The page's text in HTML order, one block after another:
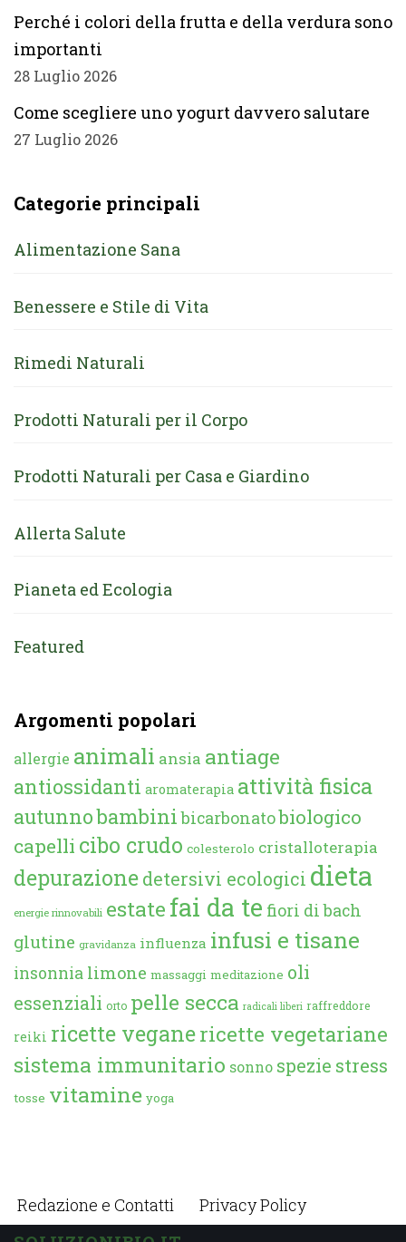
Perché i colori della frutta e della verdura sono
importanti
28 Luglio 2026
Come scegliere uno yogurt davvero salutare
27 Luglio 2026
Categorie principali
Alimentazione Sana
Benessere e Stile di Vita
Rimedi Naturali
Prodotti Naturali per il Corpo
Prodotti Naturali per Casa e Giardino
Allerta Salute
Pianeta ed Ecologia
Featured
Argomenti popolari
allergie animali ansia antiage
antiossidanti aromaterapia attività fisica
autunnobambini bicarbonatobiologico
capelli cibo crudo colesterolo cristalloterapia
depurazione detersivi ecologici dieta
energie rinnovabili estate fai da te fiori di bach
glutine gravidanza influenza infusi e tisane
insonnia limone massaggi meditazione oli
essenziali orto pelle secca radicali liberi raffreddore
reiki ricette veganericette vegetariane
sistema immunitario sonno spezie stress
tosse vitamine yoga
Redazione e Contatti Privacy Policy